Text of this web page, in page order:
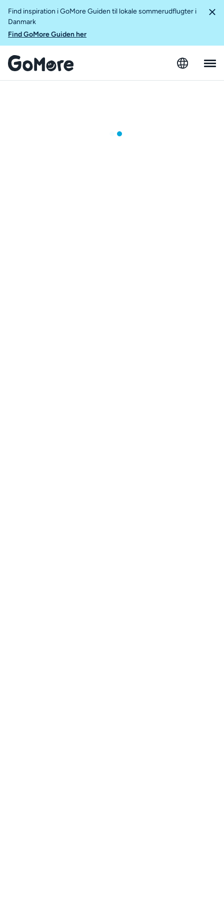
Find inspiration i GoMore Guiden til lokale sommerudflugter i
Danmark
Find GoMore Guiden her